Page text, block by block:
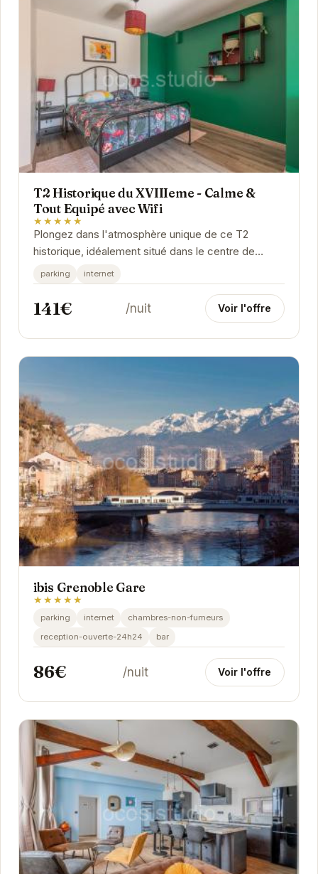
T2 Historique du XVIIIeme - Calme &
Tout Equipé avec Wifi
★★★★★
Plongez dans l'atmosphère unique de ce T2
historique, idéalement situé dans le centre de
Grenoble. Profitez du calme et du confort moderne
de cet...
parking internet
141€ /nuit Voir l'offre
ibis Grenoble Gare
★★★★★
parking internet
chambres-non-fumeurs
reception-ouverte-24h24
bar
86€ /nuit Voir l'offre